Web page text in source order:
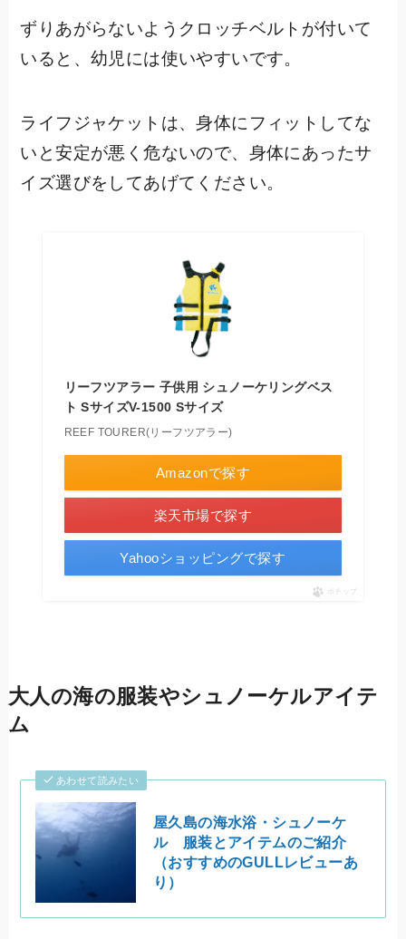
ずりあがらないようクロッチベルトが付いて
いると、幼児には使いやすいです。
ライフジャケットは、身体にフィットしてな
いと安定が悪く危ないので、身体にあったサ
イズ選びをしてあげてください。
リーフツアラー 子供用 シュノーケリングベス
ト SサイズV-1500 Sサイズ
REEF TOURER(リーフツアラー)
Amazonで探す
楽天市場で探す
Yahooショッピングで探す
ポチップ
大人の海の服装やシュノーケルアイテ
ム
あわせて読みたい
屋久島の海水浴・シュノーケ
ル 服装とアイテムのご紹介
（おすすめのGULLレビューあ
り）